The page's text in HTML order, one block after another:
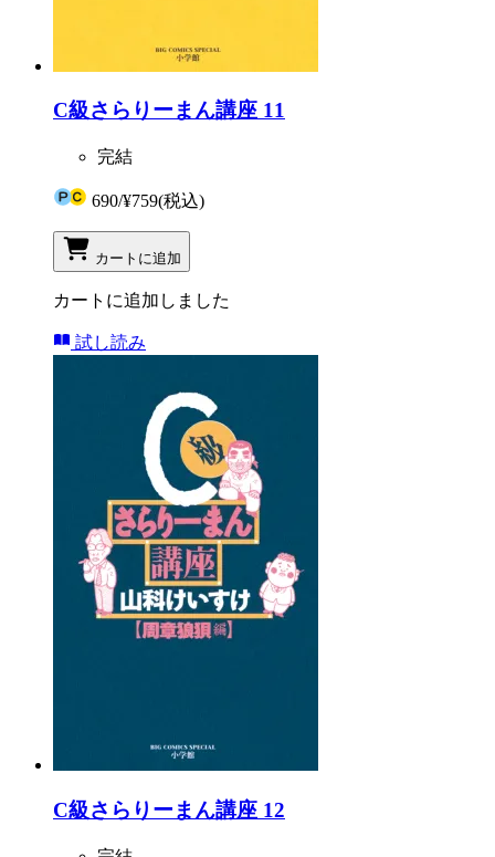
C級さらりーまん講座 11
完結
690/¥759(税込)
カートに追加
カートに追加しました
試し読み
C級さらりーまん講座 12